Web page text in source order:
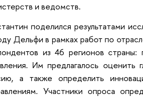
и ведомств.
поделился результатами
Дельфи в рамках работ по
из 46 регионов страны:
Им предлагалось
а также определить
Участники опроса